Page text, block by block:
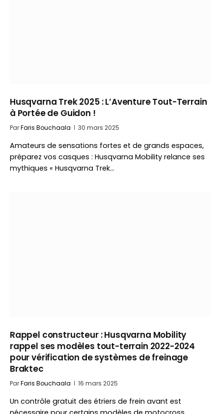
Husqvarna Trek 2025 : L’Aventure Tout-Terrain
à Portée de Guidon !
ParFaris Bouchaala 30 mars 2025
Amateurs de sensations fortes et de grands espaces,
préparez vos casques : Husqvarna Mobility relance ses
mythiques « Husqvarna Trek…
Rappel constructeur : Husqvarna Mobility
rappel ses modèles tout-terrain 2022-2024
pour vérification de systèmes de freinage
Braktec
ParFaris Bouchaala 16 mars 2025
Un contrôle gratuit des étriers de frein avant est